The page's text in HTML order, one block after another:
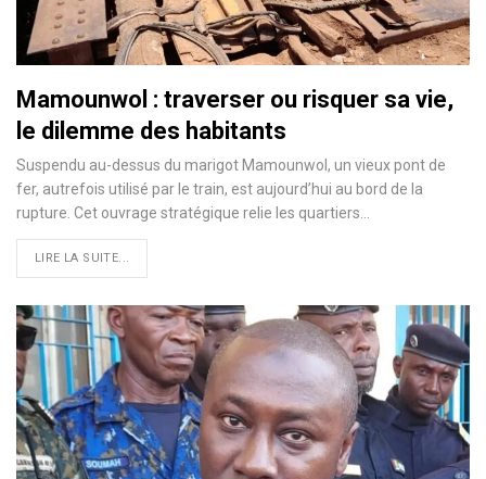
Mamounwol : traverser ou risquer sa vie,
le dilemme des habitants
Suspendu au-dessus du marigot Mamounwol, un vieux pont de
fer, autrefois utilisé par le train, est aujourd’hui au bord de la
rupture. Cet ouvrage stratégique relie les quartiers…
LIRE LA SUITE...